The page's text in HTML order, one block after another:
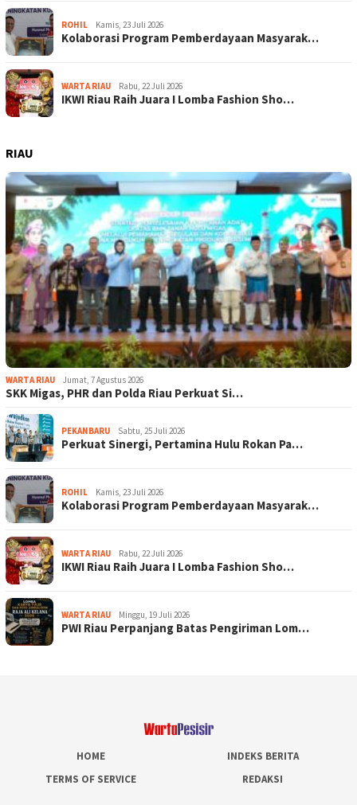
ROHIL Kamis, 23 Juli 2026
Kolaborasi Program Pemberdayaan Masyarak…
WARTA RIAU Rabu, 22 Juli 2026
IKWI Riau Raih Juara I Lomba Fashion Sho…
RIAU
WARTA RIAU Jumat, 7 Agustus 2026
SKK Migas, PHR dan Polda Riau Perkuat Si…
PEKANBARU Sabtu, 25 Juli 2026
Perkuat Sinergi, Pertamina Hulu Rokan Pa…
ROHIL Kamis, 23 Juli 2026
Kolaborasi Program Pemberdayaan Masyarak…
WARTA RIAU Rabu, 22 Juli 2026
IKWI Riau Raih Juara I Lomba Fashion Sho…
WARTA RIAU Minggu, 19 Juli 2026
PWI Riau Perpanjang Batas Pengiriman Lom…
HOME
INDEKS BERITA
TERMS OF SERVICE
REDAKSI